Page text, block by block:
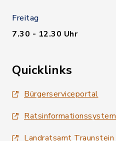
Freitag
7.30 - 12.30 Uhr
Quicklinks
Bürgerserviceportal
Ratsinformationssystem
Landratsamt Traunstein